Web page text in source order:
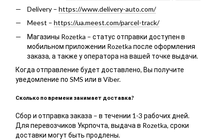
Delivery – https://www.delivery-auto.com/
Meest – https://ua.meest.com/parcel-track/
Магазины Rozetka – статус отправки доступен в
мобильном приложении Rozetka после оформления
заказа, а также у оператора на вашей точке выдачи.
Когда отправление будет доставлено, Вы получите
уведомление по SMS или в Viber.
Сколько по времени занимает доставка?
Сбор и отправка заказа – в течении 1-3 рабочих дней.
Для перевозчиков Укрпочта, выдача в Rozetka, сроки
доставки могут быть продлены.